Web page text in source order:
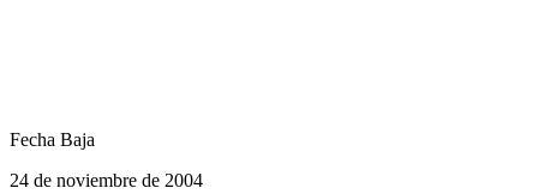
Fecha Baja
24 de noviembre de 2004